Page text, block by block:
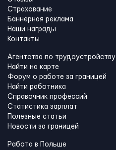
Страхование
Баннерная реклама
Наши награды
Контакты
Агентства по трудоустройству
Найти на карте
Форум о работе за границей
Найти работника
Справочник профессий
Статистика зарплат
Полезные статьи
Новости за границей
Работа в Польше